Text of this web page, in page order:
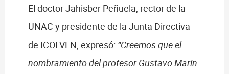
El doctor Jahisber Peñuela, rector de la
UNAC y presidente de la Junta Directiva
de ICOLVEN, expresó: “Creemos que el
nombramiento del profesor Gustavo Marín